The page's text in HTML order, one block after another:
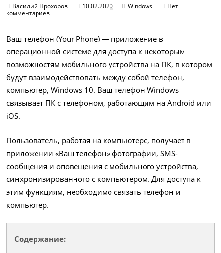
Василий Прохоров 10.02.2020 Windows
Нет
комментариев
Ваш телефон (Your Phone) — приложение в
операционной системе для доступа к некоторым
возможностям мобильного устройства на ПК, в котором
будут взаимодействовать между собой телефон,
компьютер, Windows 10. Ваш телефон Windows
связывает ПК с телефоном, работающим на Android или
iOS.
Пользователь, работая на компьютере, получает в
приложении «Ваш телефон» фотографии, SMS-
сообщения и оповещения с мобильного устройства,
синхронизированного с компьютером. Для доступа к
этим функциям, необходимо связать телефон и
компьютер.
Содержание: